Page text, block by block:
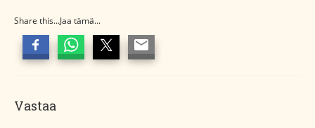
Share this...Jaa tämä...
Vastaa